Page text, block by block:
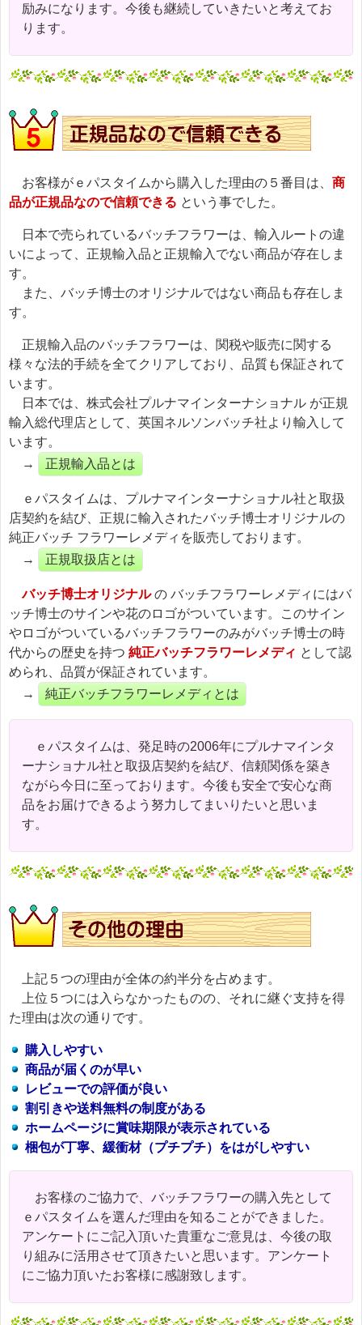
励みになります。今後も継続していきたいと考えてお
ります。
お客様がｅパスタイムから購入した理由の５番目は、 商
品が正規品なので信頼できる という事でした。
日本で売られているバッチフラワーは、輸入ルートの違
いによって、正規輸入品と正規輸入でない商品が存在しま
す。
また、バッチ博士のオリジナルではない商品も存在しま
す。
正規輸入品のバッチフラワーは、関税や販売に関する
様々な法的手続を全てクリアしており、品質も保証されて
います。
日本では、株式会社プルナマインターナショナル が正規
輸入総代理店として、英国ネルソンバッチ社より輸入して
います。
→
正規輸入品とは
ｅパスタイムは、プルナマインターナショナル社と取扱
店契約を結び、正規に輸入されたバッチ博士オリジナルの
純正バッチ フラワーレメディを販売しております。
→
正規取扱店とは
バッチ博士オリジナルの バッチフラワーレメディにはバ
ッチ博士のサインや花のロゴがついています。このサイン
やロゴがついているバッチフラワーのみがバッチ博士の時
代からの歴史を持つ 純正バッチフラワーレメディ として認
められ、品質が保証されています。
→
純正バッチフラワーレメディとは
ｅパスタイムは、発足時の2006年にプルナマインタ
ーナショナル社と取扱店契約を結び、信頼関係を築き
ながら今日に至っております。今後も安全で安心な商
品をお届けできるよう努力してまいりたいと思いま
す。
上記５つの理由が全体の約半分を占めます。
上位５つには入らなかったものの、それに継ぐ支持を得
た理由は次の通りです。
購入しやすい
商品が届くのが早い
レビューでの評価が良い
割引きや送料無料の制度がある
ホームページに賞味期限が表示されている
梱包が丁寧、緩衝材（プチプチ）をはがしやすい
お客様のご協力で、バッチフラワーの購入先として
ｅパスタイムを選んだ理由を知ることができました。
アンケートにご記入頂いた貴重なご意見は、今後の取
り組みに活用させて頂きたいと思います。アンケート
にご協力頂いたお客様に感謝致します。